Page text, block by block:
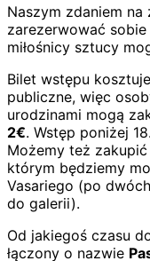
Naszym zdaniem
zarezerwować sobie
miłośnicy sztucy
Bilet wstępu
publiczne, więc
urodzinami mogą
2€. Wstęp poniżej
Możemy też
którym będziemy
Vasariego (po
do galerii).
Od jakiegoś czasu
łączony o nazwie